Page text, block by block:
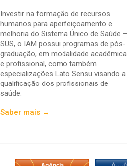
Investir na formação de recursos
humanos para aperfeiçoamento e
melhoria do Sistema Único de Saúde –
SUS, o IAM possui programas de pós-
graduação, em modalidade acadêmica
e profissional, como também
especializações Lato Sensu visando a
qualificação dos profissionais de
saúde.
Saber mais →